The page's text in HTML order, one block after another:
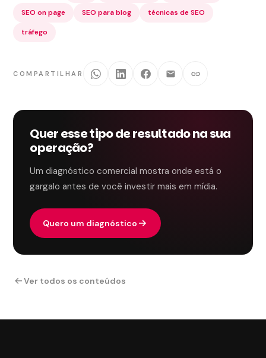
SEO on page SEO para blog técnicas de SEO
tráfego
COMPARTILHAR
Quer esse tipo de resultado na sua
operação?
Um diagnóstico comercial mostra onde está o
gargalo antes de você investir mais em mídia.
Quero um diagnóstico
Ver todos os conteúdos